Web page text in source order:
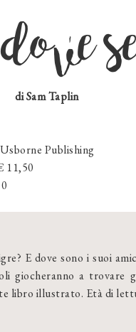
di Sam Taplin
Usborne Publishing
11,50
E dove sono i suoi
giocheranno a trovare
libro illustrato. Età di